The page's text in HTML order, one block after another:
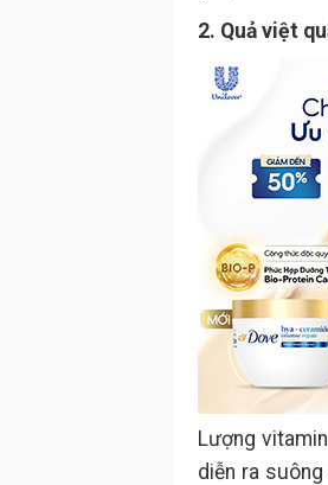
2. Quả việt
Lượng
diễn ra